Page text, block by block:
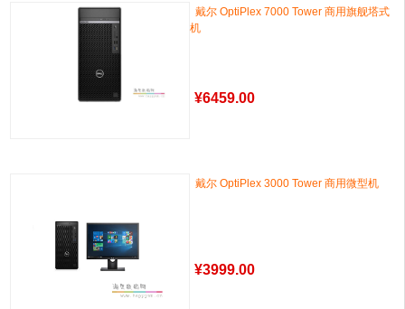
戴尔 OptiPlex 7000 Tower 商用旗舰塔式
机
¥6459.00
戴尔 OptiPlex 3000 Tower 商用微型机
¥3999.00